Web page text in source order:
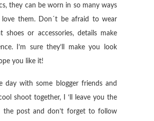
they can be worn in so many ways
love them. Don´t be afraid to wear
shoes or accessories, details make
I’m sure they’ll make you look
you like it!
day with some blogger friends and
shoot together, I ‘ll leave you the
the post and don’t forget to follow